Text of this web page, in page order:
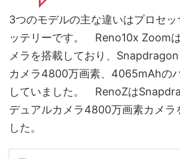
3つのモデルの主な違いはプロセ
ッテリーです。 Reno10x Zoom
メラを搭載しており、
カメラ4800万画素、4065mAhの
していました。 RenoZは
デュアルカメラ4800万画素カメラ
した。